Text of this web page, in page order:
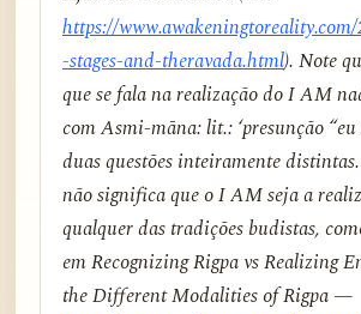
https://www.awakeningtoreality.com/
-stages-and-theravada.html). Note
que se fala na realização do I AM
com Asmi-māna: lit.: ‘presunção “eu
duas questões inteiramente
não significa que o I AM seja a
qualquer das tradições budistas,
emRecognizing Rigpa vs Realizing
the Different Modalities of Rigpa —